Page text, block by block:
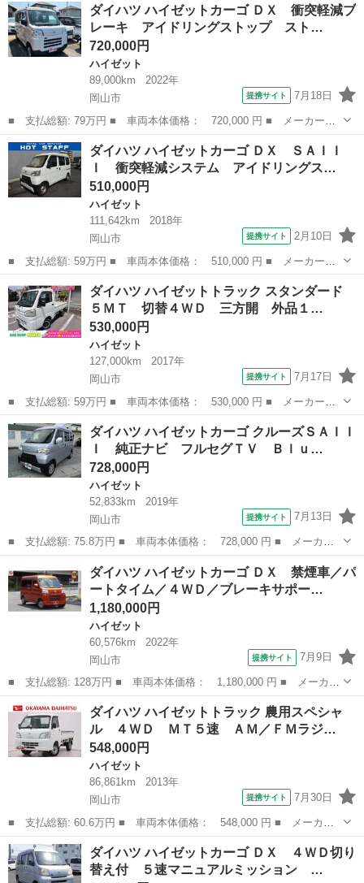
デッキバンＧ 車検９年１２月 軽バン ハイルーフ ＡＴ ＴＶ
バックカメラ 両...
ダイハツ ハイゼットカーゴ ＤＸ 衝突軽減ブ
レーキ アイドリングストップ スト…
720,000円
ハイゼット
89,000km
2022年
岡山市
提携サイト 7月18日
■ 支払総額: 79万円 ■ 車両本体価格： 720,000 円 ■ メーカー
名： ダイハツ ■ 車種名： ハイゼットカーゴ ■ グレード名：
ＤＸ 衝突軽減ブレーキ アイドリングストップ ストラーダナビ
地デジＴＶ バッ...
岡山 岡山市 ハイゼット
ダイハツ ハイゼットカーゴ ＤＸ ＳＡＩＩ
Ｉ 衝突軽減システム アイドリングス…
510,000円
ハイゼット
111,642km
2018年
岡山市
提携サイト 2月10日
■ 支払総額: 59万円 ■ 車両本体価格： 510,000 円 ■ メーカー
名： ダイハツ ■ 車種名： ハイゼットカーゴ ■ グレード名：
ＤＸ ＳＡＩＩＩ 衝突軽減システム アイドリングストップ ＥＴ
Ｃ パワーウイン...
岡山 岡山市 ハイゼット
ダイハツ ハイゼットトラック スタンダード
５ＭＴ 切替４ＷＤ 三方開 外品１…
530,000円
ハイゼット
127,000km
2017年
岡山市
提携サイト 7月17日
■ 支払総額: 59万円 ■ 車両本体価格： 530,000 円 ■ メーカー
名： ダイハツ ■ 車種名： ハイゼットトラック ■ グレード
名： スタンダード ５ＭＴ 切替４ＷＤ 三方開 外品１２アル
ミ エアコン パワステ...
岡山 岡山市 ハイゼット
ダイハツ ハイゼットカーゴ クルーズＳＡＩＩ
Ｉ 純正ナビ フルセグＴＶ Ｂｌｕ…
728,000円
ハイゼット
52,833km
2019年
岡山市
提携サイト 7月13日
■ 支払総額: 75.8万円 ■ 車両本体価格： 728,000 円 ■ メーカー
名： ダイハツ ■ 車種名： ハイゼットカーゴ ■ グレード名：
クルーズＳＡＩＩＩ 純正ナビ フルセグＴＶ Ｂｌｕｅｔｏｏｔ
ｈ バックカメ...
ハイゼット
ダイハツ ハイゼットカーゴ ＤＸ 禁煙車／パ
ートタイム／４ＷＤ／ブレーキサポー…
1,180,000円
ハイゼット
60,576km
2022年
岡山市
提携サイト 7月9日
■ 支払総額: 128万円 ■ 車両本体価格： 1,180,000 円 ■ メーカー
名： ダイハツ ■ 車種名： ハイゼットカーゴ ■ グレード名：
ＤＸ 禁煙車／パートタイム／４ＷＤ／ブレーキサポート／純正ディ
スプレイオ...
岡山 岡山市 ハイゼット
ダイハツ ハイゼットトラック 農用スペシャ
ル ４ＷＤ ＭＴ５速 ＡＭ／ＦＭラジ…
548,000円
ハイゼット
86,861km
2013年
岡山市
提携サイト 7月30日
■ 支払総額: 60.6万円 ■ 車両本体価格： 548,000 円 ■ メーカー
名： ダイハツ ■ 車種名： ハイゼットトラック ■ グレード
名： 農用スペシャル ４ＷＤ ＭＴ５速 ＡＭ／ＦＭラジオ 荷台
作業灯 エアコン...
岡山 岡山市 ハイゼット
ダイハツ ハイゼットカーゴ ＤＸ ４ＷＤ切り
替え付 ５速マニュアルミッション …